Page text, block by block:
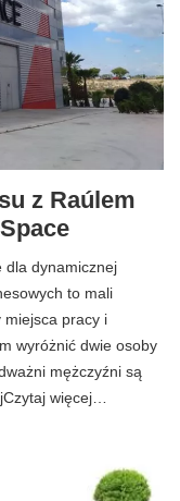
z Raúlem
dla dynamicznej
to mali
miejsca pracy i
wyróżnić dwie osoby
mężczyźni są
więcej…